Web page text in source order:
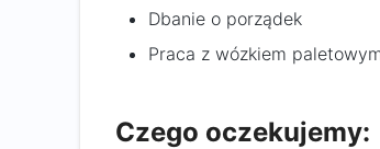
Dbanie o porządek
Praca z wózkiem
Czego oczekujemy: